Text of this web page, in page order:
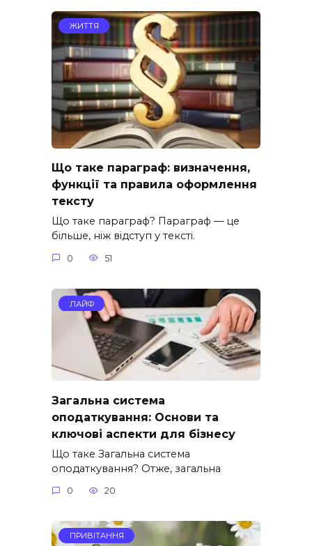
ЖИТТЯ
Що таке параграф: визначення,
функції та правила оформлення
тексту
Що таке параграф? Параграф — це
більше, ніж відступ у тексті.
0 51
ЛАЙФ
Загальна система
оподаткування: Основи та
ключові аспекти для бізнесу
Що таке Загальна система
оподаткування? Отже, загальна
0 20
ПРИВІТАННЯ